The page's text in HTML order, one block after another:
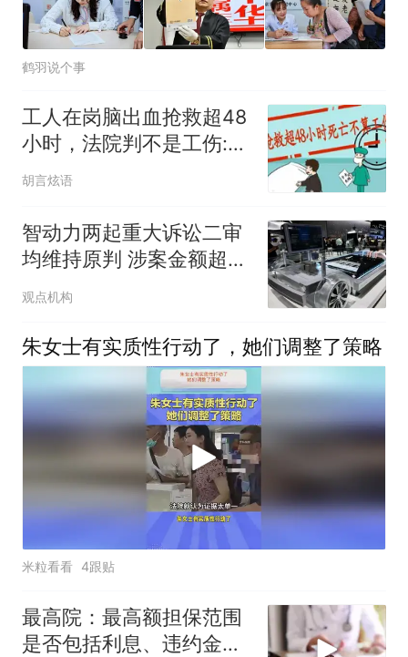
鹤羽说个事
工人在岗脑出血抢救超48
小时，法院判不是工伤:在
逼家属选择吗
胡言炫语
智动力两起重大诉讼二审
均维持原判 涉案金额超
2.5亿元
观点机构
朱女士有实质性行动了，她们调整了策略
米粒看看 4跟贴
最高院：最高额担保范围
是否包括利息、违约金、